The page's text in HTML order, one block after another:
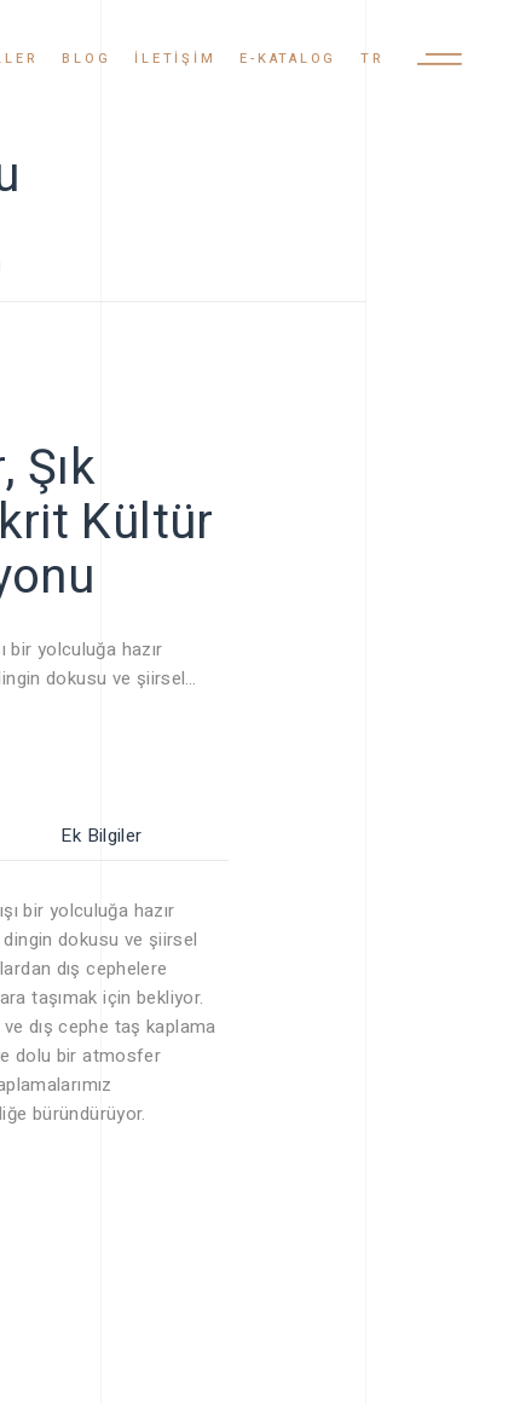
BLOG İLETIŞIM E-KATALOG TR
Şık
Kültür
bir yolculuğa hazır
dokusu ve şiirsel
mekanlarınızı
Ek Bilgiler
bir yolculuğa hazır
dingin dokusu ve şiirsel
dış cephelere
taşımak için bekliyor.
dış cephe taş kaplama
dolu bir atmosfer
büründürüyor.